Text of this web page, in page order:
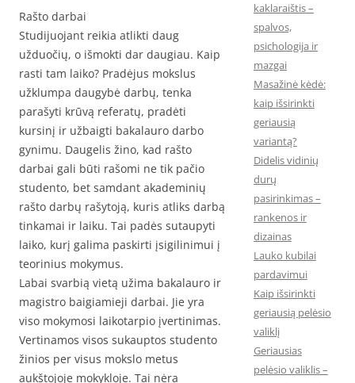
Rašto darbai
Studijuojant reikia atlikti daug
užduočių, o išmokti dar daugiau. Kaip
rasti tam laiko? Pradėjus mokslus
užklumpa daugybė darbų, tenka
parašyti krūvą referatų, pradėti
kursinį ir užbaigti bakalauro darbo
gynimu. Daugelis žino, kad rašto
darbai gali būti rašomi ne tik pačio
studento, bet samdant akademinių
rašto darbų rašytoją, kuris atliks darbą
tinkamai ir laiku. Tai padės sutaupyti
laiko, kurį galima paskirti įsigilinimui į
teorinius mokymus.
Labai svarbią vietą užima bakalauro ir
magistro baigiamieji darbai. Jie yra
viso mokymosi laikotarpio įvertinimas.
Vertinamos visos sukauptos studento
žinios per visus mokslo metus
aukštojoje mokykloje. Tai nėra
kaklaraištis –
spalvos,
psichologija ir
mazgai
Masažinė kėdė:
kaip išsirinkti
geriausią
variantą?
Didelis vidinių
durų
pasirinkimas –
rankenos ir
dizainas
Lauko kubilai
pardavimui
Kaip išsirinkti
geriausią pelėsio
valiklį
Geriausias
pelėsio valiklis –